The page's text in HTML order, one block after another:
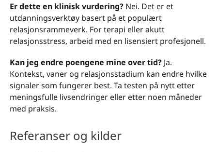
Er dette en klinisk vurdering? Nei. Det er et
utdanningsverktøy basert på et populært
relasjonsrammeverk. For terapi eller akutt
relasjonsstress, arbeid med en lisensiert profesjonell.
Kan jeg endre poengene mine over tid? Ja.
Kontekst, vaner og relasjonsstadium kan endre hvilke
signaler som fungerer best. Ta testen på nytt etter
meningsfulle livsendringer eller etter noen måneder
med praksis.
Referanser og kilder